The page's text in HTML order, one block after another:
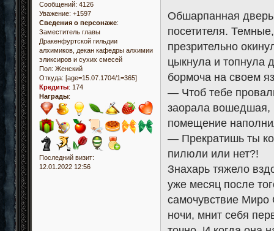
Сообщений: 4126
Уважение: +1597
Сведения о персонаже:
Заместитель главы
Дракенфуртской гильдии
алхимиков, декан кафедры алхимии
эликсиров и сухих смесей
Пол: Женский
Откуда: [age=15.07.1704/1=365]
Кредиты: 174
Награды:
Последний визит:
12.01.2022 12:56
Обшарпанная дверь
посетителя.
презрительно
цыкнула и топнула
бормоча на своем
— Чтоб тебе
заорала вошедшая,
помещение
— Прекратишь ты
пилюли или нет?!
Знахарь тяжело
уже месяц после
самочувствие Миро
ночи, мнит себя